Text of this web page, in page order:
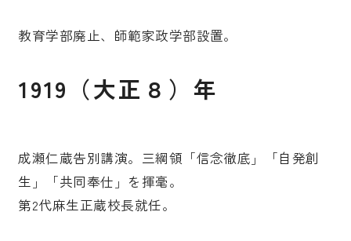
教育学部廃止、師範家政学部設置。
1919（大正８）年
成瀬仁蔵告別講演。三綱領「信念徹底」「自発創
生」「共同奉仕」を揮毫。
第2代麻生正蔵校長就任。